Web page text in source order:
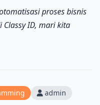
proses bisnis
ID, mari kita
admin